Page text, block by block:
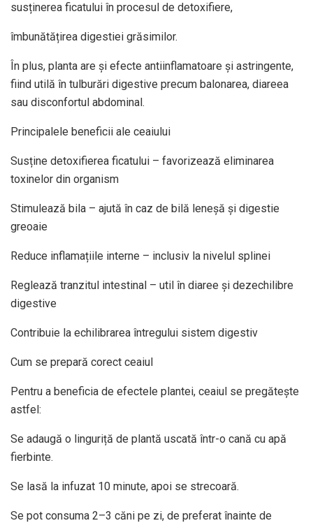
susținerea ficatului în procesul de detoxifiere,
îmbunătățirea digestiei grăsimilor.
În plus, planta are și efecte antiinflamatoare și astringente,
fiind utilă în tulburări digestive precum balonarea, diareea
sau disconfortul abdominal.
Principalele beneficii ale ceaiului
Susține detoxifierea ficatului – favorizează eliminarea
toxinelor din organism
Stimulează bila – ajută în caz de bilă leneșă și digestie
greoaie
Reduce inflamațiile interne – inclusiv la nivelul splinei
Reglează tranzitul intestinal – util în diaree și dezechilibre
digestive
Contribuie la echilibrarea întregului sistem digestiv
Cum se prepară corect ceaiul
Pentru a beneficia de efectele plantei, ceaiul se pregătește
astfel:
Se adaugă o linguriță de plantă uscată într-o cană cu apă
fierbinte.
Se lasă la infuzat 10 minute, apoi se strecoară.
Se pot consuma 2–3 căni pe zi, de preferat înainte de